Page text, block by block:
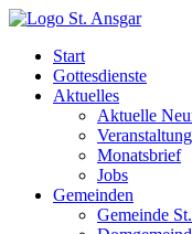
Skip
content
Katholische Pfarrei St.
Start
Gottesdienste
Aktuelles
Aktuelle
Monatsbrief
Jobs
Gemeinden
Gemeinde